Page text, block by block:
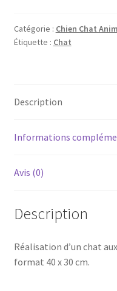
Catégorie : Chien Chat
Étiquette : Chat
Description
Informations
Avis (0)
Description
Réalisation d’un chat
format 40 x 30 cm.